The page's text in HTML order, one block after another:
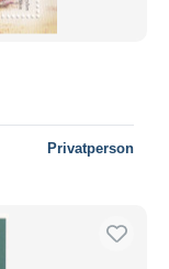
Privatperson